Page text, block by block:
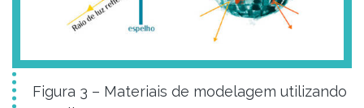
Figura 3 – Materiais de modelagem utilizando